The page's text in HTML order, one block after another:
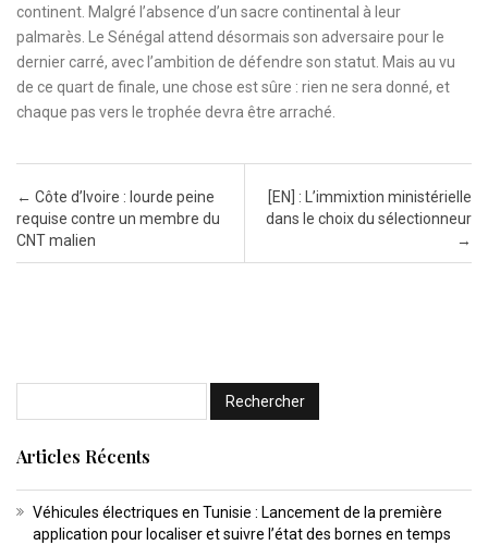
continent. Malgré l’absence d’un sacre continental à leur
palmarès. Le Sénégal attend désormais son adversaire pour le
dernier carré, avec l’ambition de défendre son statut. Mais au vu
de ce quart de finale, une chose est sûre : rien ne sera donné, et
chaque pas vers le trophée devra être arraché.
Post navigation
← Côte d’Ivoire : lourde peine
requise contre un membre du
CNT malien
[EN] : L’immixtion ministérielle
dans le choix du sélectionneur
→
Articles Récents
Véhicules électriques en Tunisie : Lancement de la première
application pour localiser et suivre l’état des bornes en temps